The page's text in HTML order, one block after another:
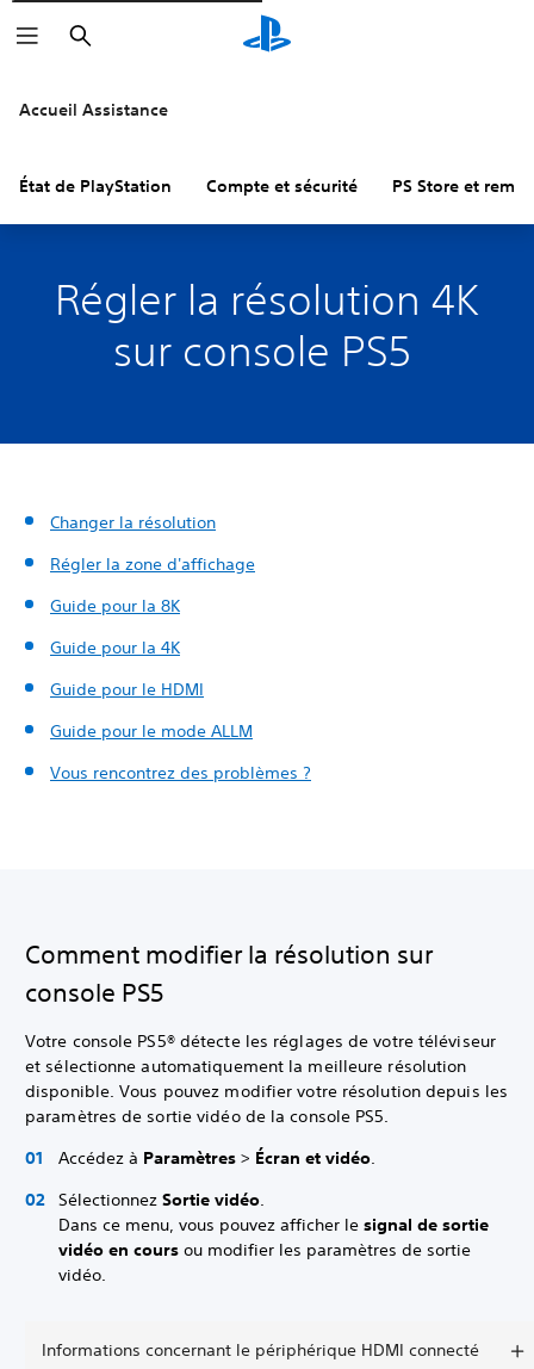
Rechercher
Accueil Assistance
État de PlayStation Compte et sécurité PS Store et
Régler la résolution 4K
sur console PS5
Changer la résolution
Régler la zone d'affichage
Guide pour la 8K
Guide pour la 4K
Guide pour le HDMI
Guide pour le mode ALLM
Vous rencontrez des problèmes ?
Comment modifier la résolution sur
console PS5
Votre console PS5® détecte les réglages de votre téléviseur
et sélectionne automatiquement la meilleure résolution
disponible. Vous pouvez modifier votre résolution depuis les
paramètres de sortie vidéo de la console PS5.
Accédez à Paramètres > Écran et vidéo.
Sélectionnez Sortie vidéo.
Dans ce menu, vous pouvez afficher le signal de sortie
vidéo en cours ou modifier les paramètres de sortie
vidéo.
Informations concernant le périphérique HDMI connecté